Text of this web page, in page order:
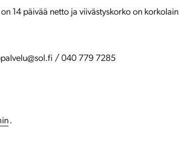
14 päivää netto ja viivästyskorko on korkolain
/ 040 779 7285
.